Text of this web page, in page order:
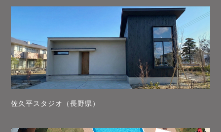
佐久平スタジオ（長野県）